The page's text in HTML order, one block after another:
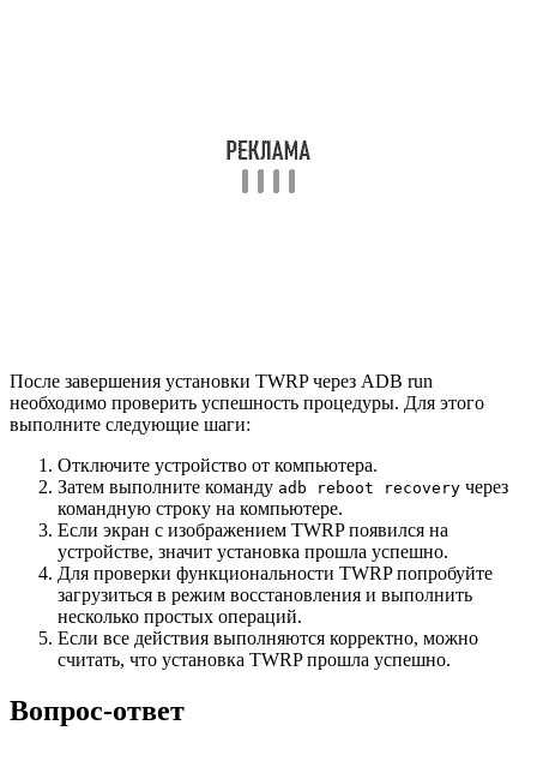
После завершения установки TWRP через ADB run
необходимо проверить успешность процедуры. Для этого
выполните следующие шаги:
Отключите устройство от компьютера.
Затем выполните команду adb reboot recovery через
командную строку на компьютере.
Если экран с изображением TWRP появился на
устройстве, значит установка прошла успешно.
Для проверки функциональности TWRP попробуйте
загрузиться в режим восстановления и выполнить
несколько простых операций.
Если все действия выполняются корректно, можно
считать, что установка TWRP прошла успешно.
Вопрос-ответ